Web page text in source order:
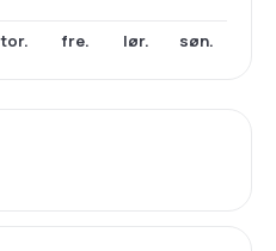
tor. fre. lør. søn.